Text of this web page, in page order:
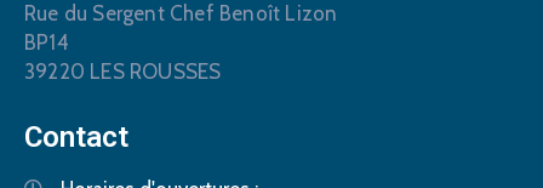
Rue du Sergent Chef Benoît Lizon
BP14
39220 LES ROUSSES
Contact